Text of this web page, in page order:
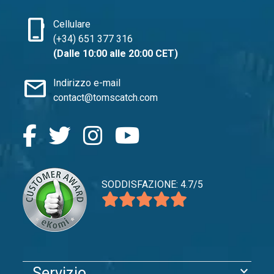
phone_iphone
Cellulare
(+34) 651 377 316
(Dalle 10:00 alle 20:00 CET)
mail
Indirizzo e-mail
contact@tomscatch.com
SODDISFAZIONE: 4.7/5